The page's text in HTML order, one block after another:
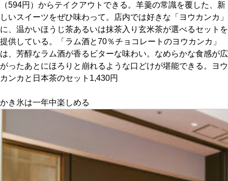
今月の京みやげ
京都の書店
CULTURE
すべて
関西で開催。
（594円）からテイクアウトできる。羊羹の常識を覆した、新
しいスイーツをぜひ味わって。店内では好きな「ヨウカンカ」
に、温かいほうじ茶あるいは抹茶入り玄米茶が選べるセットを
提供している。「ラム酒と70％チョコレートのヨウカンカ」
は、芳醇なラム酒が香るビターな味わい。なめらかな食感が広
がったあとにほろりと崩れるような口どけが堪能できる。ヨウ
カンカと日本茶のセット1,430円
かき氷は一年中楽しめる